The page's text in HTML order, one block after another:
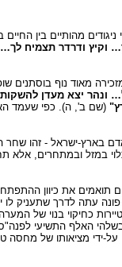
מהותיים בין החיים
וקיץ ודרדר תצמיח
מאוד נוף בוסתנים
ונהר יצא מעדן
(שם ב', ה). כפי שעמד
בארץ-ישראל - זהו שחר
במזל ובמתחרים, אלא
תואמים את כיוון
פונה עתה לדרך שתעניק
כחיקוי בנוי של
האלף התשיעי
ידי מציאותו של מחסה